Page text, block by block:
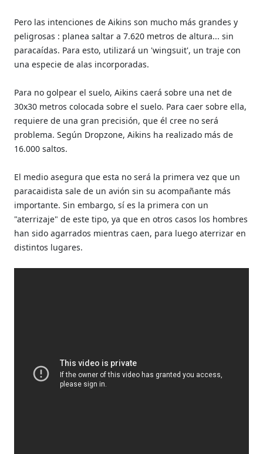
Pero las intenciones de Aikins son mucho más grandes y
peligrosas : planea saltar a 7.620 metros de altura... sin
paracaídas. Para esto, utilizará un 'wingsuit', un traje con
una especie de alas incorporadas.
Para no golpear el suelo, Aikins caerá sobre una net de
30x30 metros colocada sobre el suelo. Para caer sobre ella,
requiere de una gran precisión, que él cree no será
problema. Según Dropzone, Aikins ha realizado más de
16.000 saltos.
El medio asegura que esta no será la primera vez que un
paracaidista sale de un avión sin su acompañante más
importante. Sin embargo, sí es la primera con un
"aterrizaje" de este tipo, ya que en otros casos los hombres
han sido agarrados mientras caen, para luego aterrizar en
distintos lugares.